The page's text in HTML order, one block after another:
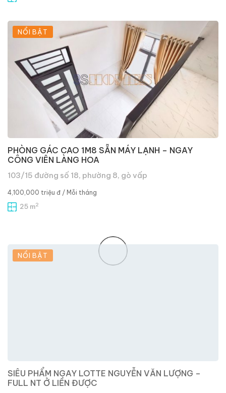
NỔI BẬT
PHÒNG GÁC CAO 1M8 SẴN MÁY LẠNH – NGAY
CÔNG VIÊN LÀNG HOA
103/15 đường số 18, phường 8, gò vấp
4,100,000 triệu đ / Mỗi tháng
25 m2
FULL NT Ở LIỀN ĐƯỢC
47/21 đường số 19, phường 16, Gò vấp